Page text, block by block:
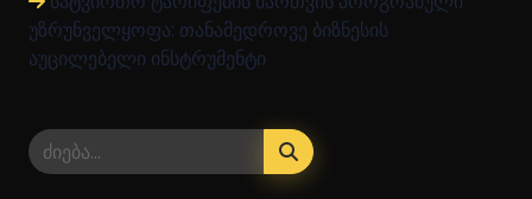
უზრუნველყოფა: თანამედროვე ბიზნესის
აუცილებელი ინსტრუმენტი